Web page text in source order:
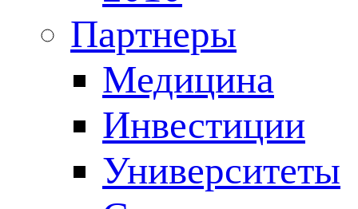
Партнеры
Медицина
Инвестиции
Университеты